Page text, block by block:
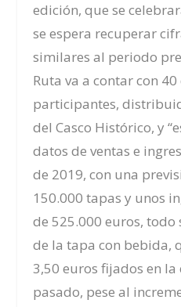
edición, que se
se espera recuperar
similares al periodo
Ruta va a contar con
participantes,
del Casco Histórico, y
datos de ventas e
de 2019, con una
150.000 tapas y unos
de 525.000 euros,
de la tapa con bebida,
3,50 euros fijados en
pasado, pese al